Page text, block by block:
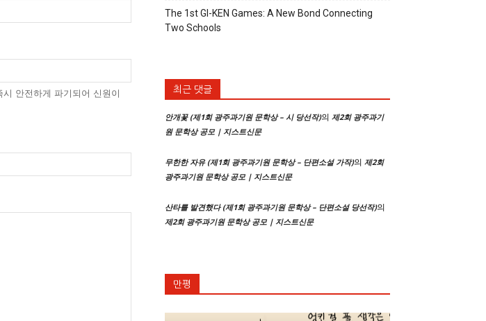
안전하게 파기되어 신원이
The 1st GI-KEN Games: A New Bond Connecting
Two Schools
최근 댓글
안개꽃 (제1회 광주과기원 문학상 – 시 당선작)의 제2회 광주과기
원 문학상 공모 | 지스트신문
무한한 자유 (제1회 광주과기원 문학상 – 단편소설 가작)의 제2회
광주과기원 문학상 공모 | 지스트신문
산타를 발견했다 (제1회 광주과기원 문학상 – 단편소설 당선작)의
제2회 광주과기원 문학상 공모 | 지스트신문
만평